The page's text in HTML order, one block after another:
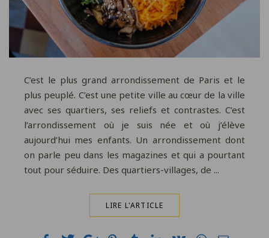
C’est le plus grand arrondissement de Paris et le
plus peuplé. C’est une petite ville au cœur de la ville
avec ses quartiers, ses reliefs et contrastes. C’est
l’arrondissement où je suis née et où j’élève
aujourd’hui mes enfants. Un arrondissement dont
on parle peu dans les magazines et qui a pourtant
tout pour séduire. Des quartiers-villages, de ...
LIRE L'ARTICLE